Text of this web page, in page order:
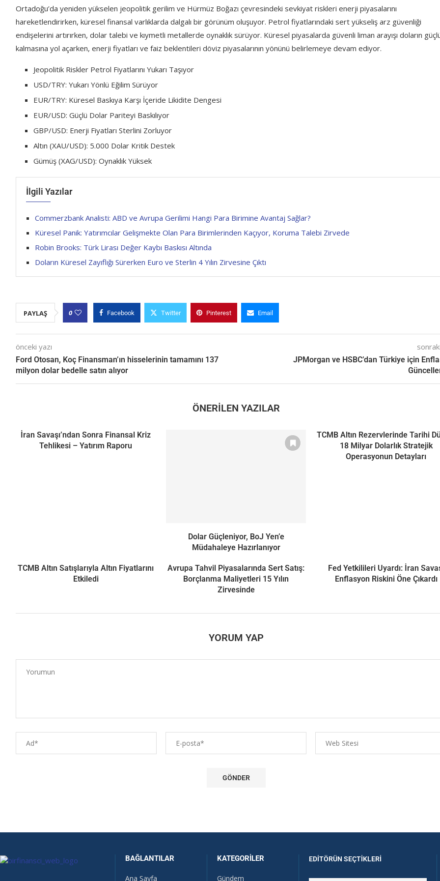
Ortadoğu’da yeniden yükselen jeopolitik gerilim ve Hürmüz Boğazı çevresindeki sevkiyat riskleri enerji piyasalarını
hareketlendirirken, küresel finansal varlıklarda dalgalı bir görünüm oluşuyor. Petrol fiyatlarındaki sert yükseliş arz güvenliği
endişelerini artırırken, dolar talebi ve kıymetli metallerde oynaklık sürüyor. Küresel piyasalarda güvenli liman arayışı doların
kalmasına yol açarken, enerji fiyatları ve faiz beklentileri döviz piyasalarının yönünü belirlemeye devam ediyor.
Jeopolitik Riskler Petrol Fiyatlarını Yukarı Taşıyor
USD/TRY: Yukarı Yönlü Eğilim Sürüyor
EUR/TRY: Küresel Baskıya Karşı İçeride Likidite Dengesi
EUR/USD: Güçlü Dolar Pariteyi Baskılıyor
GBP/USD: Enerji Fiyatları Sterlini Zorluyor
Altın (XAU/USD): 5.000 Dolar Kritik Destek
Gümüş (XAG/USD): Oynaklık Yüksek
İlgili Yazılar
Commerzbank Analisti: ABD ve Avrupa Gerilimi Hangi Para Birimine Avantaj Sağlar?
Küresel Panik: Yatırımcılar Gelişmekte Olan Para Birimlerinden Kaçıyor, Koruma Talebi Zirvede
Robin Brooks: Türk Lirası Değer Kaybı Baskısı Altında
Doların Küresel Zayıflığı Sürerken Euro ve Sterlin 4 Yılın Zirvesine Çıktı
PAYLAŞ 0 Facebook Twitter Pinterest Email
önceki yazı
Ford Otosan, Koç Finansman’ın hisselerinin tamamını 137
milyon dolar bedelle satın alıyor
JPMorgan ve HSBC’dan Türkiye için
ÖNERILEN YAZILAR
İran Savaşı’ndan Sonra Finansal Kriz
Tehlikesi – Yatırım Raporu
Dolar Güçleniyor, BoJ Yen’e
Müdahaleye Hazırlanıyor
TCMB Altın Rezervlerinde Tarihi
18 Milyar Dolarlık Stratejik
Operasyonun Detayları
TCMB Altın Satışlarıyla Altın Fiyatlarını
Etkiledi
Avrupa Tahvil Piyasalarında Sert Satış:
Borçlanma Maliyetleri 15 Yılın
Zirvesinde
Fed Yetkilileri Uyardı: İran
Enflasyon Riskini Öne Çıkardı
YORUM YAP
BAĞLANTILAR
Ana Sayfa
KATEGORILER
Gündem
EDITÖRÜN SEÇTIKLERI